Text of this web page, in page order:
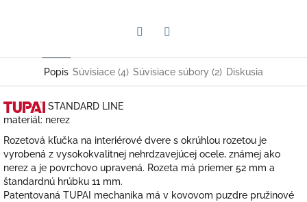
Popis Súvisiace (4) Súvisiace súbory (2) Diskusia
STANDARD LINE
materiál: nerez
Rozetová kľučka na interiérové dvere s okrúhlou rozetou je
vyrobená z vysokokvalitnej nehrdzavejúcej ocele, známej ako
nerez a je povrchovo upravená. Rozeta má priemer 52 mm a
štandardnú hrúbku 11 mm.
Patentovaná TUPAI mechanika má v kovovom puzdre pružinové